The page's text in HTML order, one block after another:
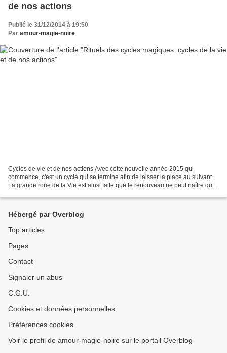
de nos actions
Publié le 31/12/2014 à 19:50
Par amour-magie-noire
Cycles de vie et de nos actions Avec cette nouvelle année 2015 qui
commence, c'est un cycle qui se termine afin de laisser la place au suivant.
La grande roue de la Vie est ainsi faite que le renouveau ne peut naître que
Hébergé par Overblog
Top articles
Pages
Contact
Signaler un abus
C.G.U.
Cookies et données personnelles
Préférences cookies
Voir le profil de amour-magie-noire sur le portail Overblog